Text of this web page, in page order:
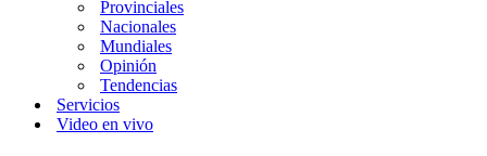
Provinciales
Nacionales
Mundiales
Opinión
Tendencias
Servicios
Video en vivo